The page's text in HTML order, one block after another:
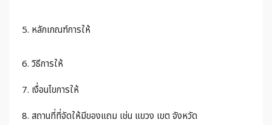
5. หลักเกณฑ์การให้
6. วิธีการให้
7. เงื่อนไขการให้
8. สถานที่ที่จัดให้มีของแถม เช่น แขวง เขต จังหวัด